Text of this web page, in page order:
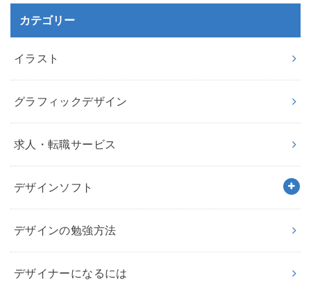
カテゴリー
イラスト
グラフィックデザイン
求人・転職サービス
デザインソフト
デザインの勉強方法
デザイナーになるには